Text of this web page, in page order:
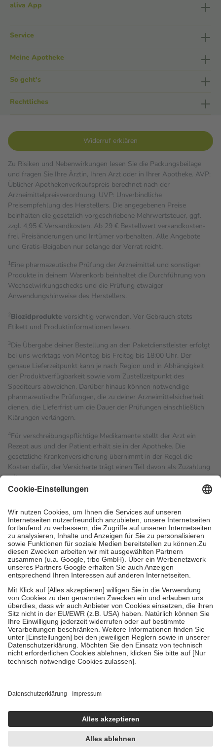
aliva App
Service
Meine Apotheke
So geht's
Rechtliches
Widerruf erklären
Zu Risiken und Nebenwirkungen lesen Sie die Packungsbeilage
und fragen Sie Ihre Ärztin, Ihren Arzt oder in Ihrer Apotheke. AVP:
Üblicher Apothekenverkaufspreis berechnet nach der
Arzneimittelpreisverordnung. UVP: Unverbindliche
Preisempfehlung des Herstellers. Die angegebenen Preise
beinhalten die gesetzlich vorgeschriebene Mehrwertsteuer, ggf.
zzgl. 4,95 € Versandkosten. Ab 29 € Bestell­wert versand­kosten­
frei. Preisänderungen und Irrtümer vorbehalten. Alle Angebote
und Gratis-Beigaben nur solange der Vorrat reicht.
1Eine pharmazeutische Prüfung der Arzneimittel und sonstigen
Produkte in deinem Warenkorb beinhaltet die Durchführung von
Wechselwirkungschecks und die Prüfung etwaiger
Anwendungshinweise des Herstellers.
2Biozidprodukte vorsichtig verwenden. Vor Gebrauch stets
Etikett und Produktinformationen lesen.
3Die Übergabe deiner Bestellung an den Paketdienstleister erfolgt
bei uns werktags von Montag bis Freitag bis 18:00 Uhr. Der
genaue Lieferzeitpunkt kann je nach Region und in Abhängigkeit
der Produktverfügbarkeit sowie vom Zustellzeitpunkt des
Spediteurs abweichen. Darüber hinaus können notwendige
pharmazeutische Prüfungen, die zu deiner Arzneimittelsicherheit
dienen, die Lieferfrist um die Dauer der Prüfungen einschließlich
Klärungen verlängern.
4Für verschreibungspflichtige Medikamente stellt der Arzt ein
Rezept aus und der Patient erhält sie in der Apotheke. Die
gesetzliche Krankenversicherung übernimmt in der Regel die
Kosten dafür, der Versicherte trägt einen Teil davon als Zuzahlung
mit.
Grundsätzlich leisten Mitglieder Zuzahlungen in Höhe von zehn
höchstens zehn Euro.
Es sind jedoch nie mehr als die
tatsächlichen Kosten der Leistung zu entrichten.
Diese Regeln gelten grundsätzlich auch für Online-Apotheken.
Bei Heilmitteln und häuslicher Krankenpflege beträgt die
Zuzahlung zehn Prozent der Kosten sowie zehn Euro je
Verordnung.
Um das Engagement der Versicherten für ihre eigene Gesundheit
zu stärken und die besondere Stellung der Familie zu unterstützen,
fallenkeine Zuzahlungenan bei:
• Kindern und Jugendlichen bis zum vollendeten 18. Lebensjahr
mit Ausnahme der Fahrkosten
• Untersuchungen zur Vorsorge und Früherkennung, die von der
GKV getragen werden
• empfohlenen Schutzimpfungen
• Harn- und Blutteststreifen
getroffen, um sicherzustellen, dass es sich um echte Bewertungen
https://help.etrusted.com/hc/de/articles/4419944605341
Einige Bilder und Inhalte wurden unter Zuhilfenahme künstlicher